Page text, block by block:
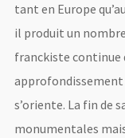
tant en Europe
il produit un
franckiste continue
approfondissement
s’oriente. La fin de
monumentales